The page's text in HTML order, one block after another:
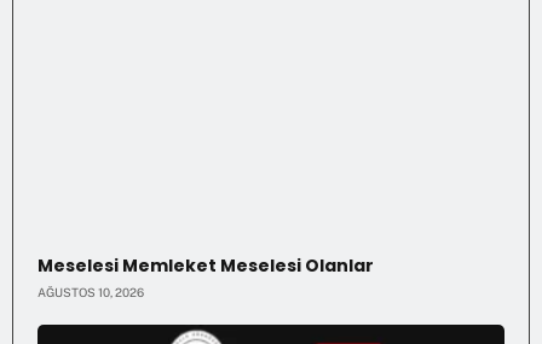
Meselesi Memleket Meselesi Olanlar
AĞUSTOS 10, 2026